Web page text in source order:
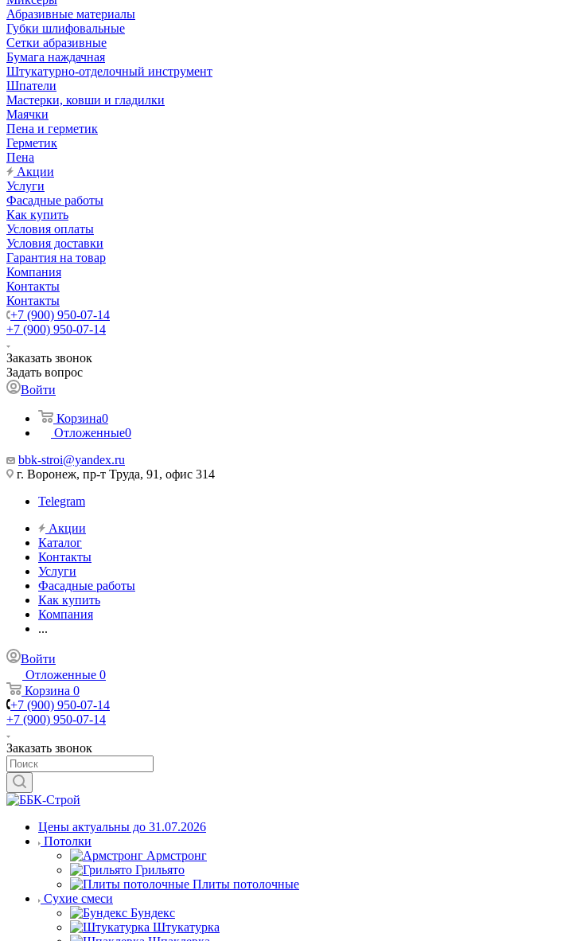
Абразивные материалы
Губки шлифовальные
Сетки абразивные
Бумага наждачная
Штукатурно-отделочный инструмент
Шпатели
Мастерки, ковши и гладилки
Маячки
Пена и герметик
Герметик
Пена
Акции
Услуги
Фасадные работы
Как купить
Условия оплаты
Условия доставки
Гарантия на товар
Компания
Контакты
Контакты
+7 (900) 950-07-14
+7 (900) 950-07-14
Заказать звонок
Задать вопрос
Войти
Корзина0
Отложенные0
bbk-stroi@yandex.ru
г. Воронеж, пр-т Труда, 91, офис 314
Telegram
Акции
Каталог
Контакты
Услуги
Фасадные работы
Как купить
Компания
...
Войти
Отложенные 0
Корзина 0
+7 (900) 950-07-14
+7 (900) 950-07-14
Заказать звонок
Цены актуальны до 31.07.2026
Потолки
Армстронг
Грильято
Плиты потолочные
Сухие смеси
Бундекс
Штукатурка